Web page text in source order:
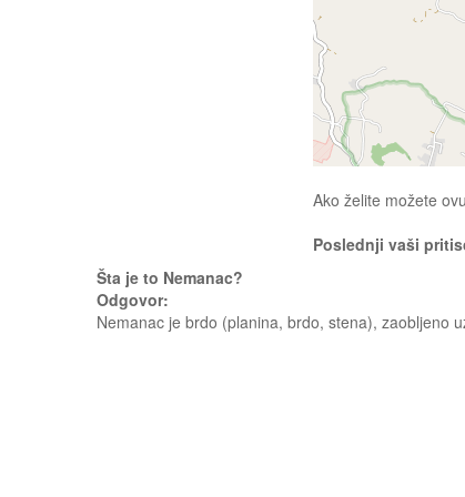
Ako želite možete
Poslednji vaši
Šta je to Nemanac?
Odgovor:
Nemanac je brdo (planina, brdo, stena), zaobljeno